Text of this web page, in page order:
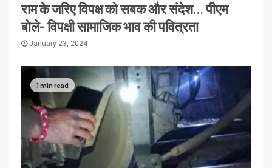
राम के जरिए विपक्ष को सबक और संदेश… पीएम
बोले- विपक्षी सामाजिक भाव की पवित्रता
January 23, 2024
1 min read